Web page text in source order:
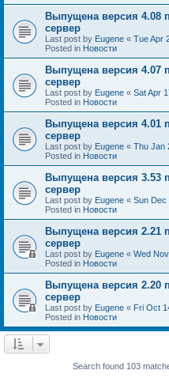
Выпущена версия 4.08
сервер
Last post by Eugene « Tue Apr
Posted in Новости
Выпущена версия 4.07
сервер
Last post by Eugene « Sat Apr
Posted in Новости
Выпущена версия 4.01
сервер
Last post by Eugene « Thu Jan
Posted in Новости
Выпущена версия 3.53
сервер
Last post by Eugene « Sun Dec
Posted in Новости
Выпущена версия 2.21
сервер
Last post by Eugene « Wed
Posted in Новости
Выпущена версия 2.20
сервер
Last post by Eugene « Fri Oct
Posted in Новости
Search found 103